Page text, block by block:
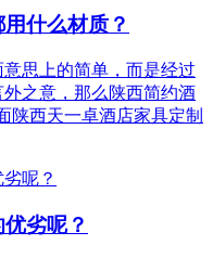
什么材质？
思上的简单，而是经过
之意，那么陕西简约酒
陕西天一卓酒店家具定制
劣呢？